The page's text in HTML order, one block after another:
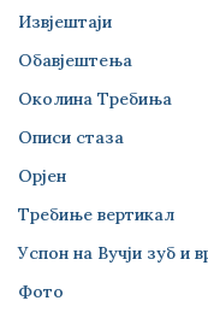
Извјештаји
Обавјештења
Околина Требиња
Описи стаза
Орјен
Требиње вертикал
Успон на Вучји зуб и
Фото